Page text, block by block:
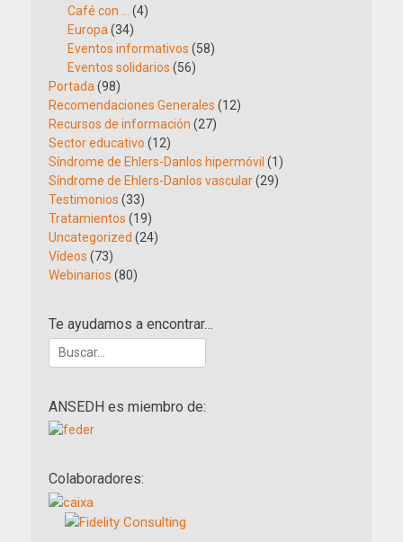
Café con …
(4)
Europa (34)
Eventos informativos (58)
Eventos solidarios (56)
Portada (98)
Recomendaciones Generales (12)
Recursos de información (27)
Sector educativo (12)
Síndrome de Ehlers-Danlos hipermóvil (1)
Síndrome de Ehlers-Danlos vascular(29)
Testimonios (33)
Tratamientos (19)
Uncategorized (24)
Vídeos (73)
Webinarios (80)
Te ayudamos a encontrar…
Buscar:
ANSEDH es miembro de:
Colaboradores: